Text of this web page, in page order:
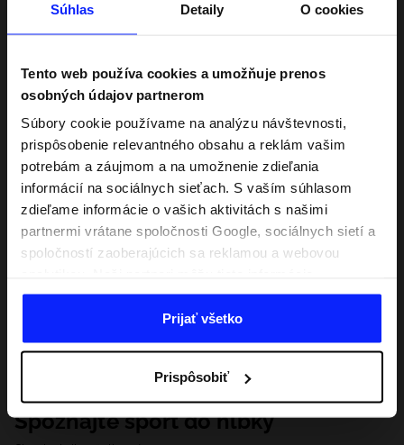
Súhlas Detaily O cookies
Tento web používa cookies a umožňuje prenos
osobných údajov partnerom
Súbory cookie používame na analýzu návštevnosti,
prispôsobenie relevantného obsahu a reklám vašim
potrebám a záujmom a na umožnenie zdieľania
informácií na sociálnych sieťach. S vaším súhlasom
zdieľame informácie o vašich aktivitách s našimi
partnermi vrátane spoločnosti Google, sociálnych sietí a
spoločností zaoberajúcich sa reklamou a webovou
kombinovať s inými, ktoré poskytnete mimo tejto
webovej stránky, ako aj s údajmi, ktoré získajú v
dôsledku vášho používania ich služieb. S vaším
našim partnerom, aby sme zacielili a zlepšili spôsob
zobrazovania online reklamy, vykonali analytický
prieskum, upravili obsah a zlepšili riešenia ponúkané
Prijať všetko
Prispôsobiť
Spoznajte šport do hĺbky